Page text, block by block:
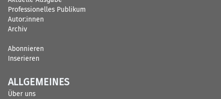
Professionelles Publikum
Autor:innen
Archiv
Abonnieren
Inserieren
ALLGEMEINES
Über uns